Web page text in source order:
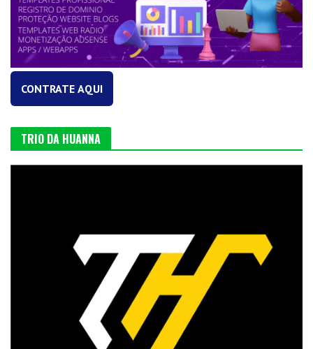
CONTRATE AQUI
TRIO DA HUANNA